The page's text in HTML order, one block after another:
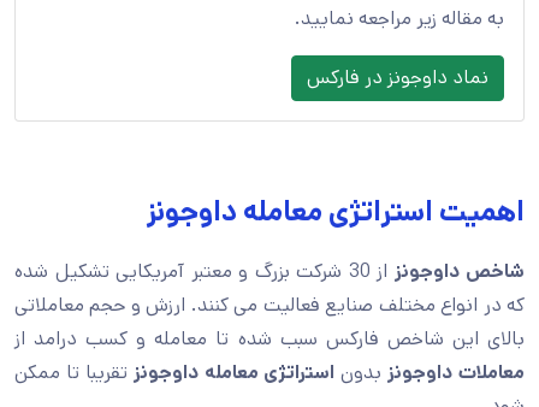
به مقاله زیر مراجعه نمایید.
نماد داوجونز در فارکس
اهمیت استراتژی معامله داوجونز
شاخص داوجونز
از 30 شرکت بزرگ و معتبر آمریکایی تشکیل شده
که در انواع مختلف صنایع فعالیت می کنند. ارزش و حجم معاملاتی
بالای این شاخص فارکس سبب شده تا معامله و کسب درامد از
معاملات داوجونزبدوناستراتژی معامله داوجونز تقریبا تا ممکن